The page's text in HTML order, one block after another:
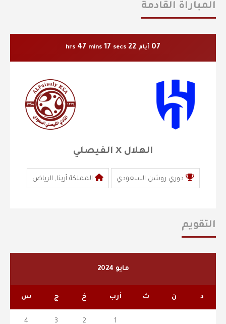
المباراة القادمة
07 أيام 22
hrs 47 mins 16 secs
الهلال X الفيصلي
دوري روشن السعودي المملكة أرينا, الرياض
التقويم
مايو 2024
د ن ث أرب خ ج س
1
2
3
4